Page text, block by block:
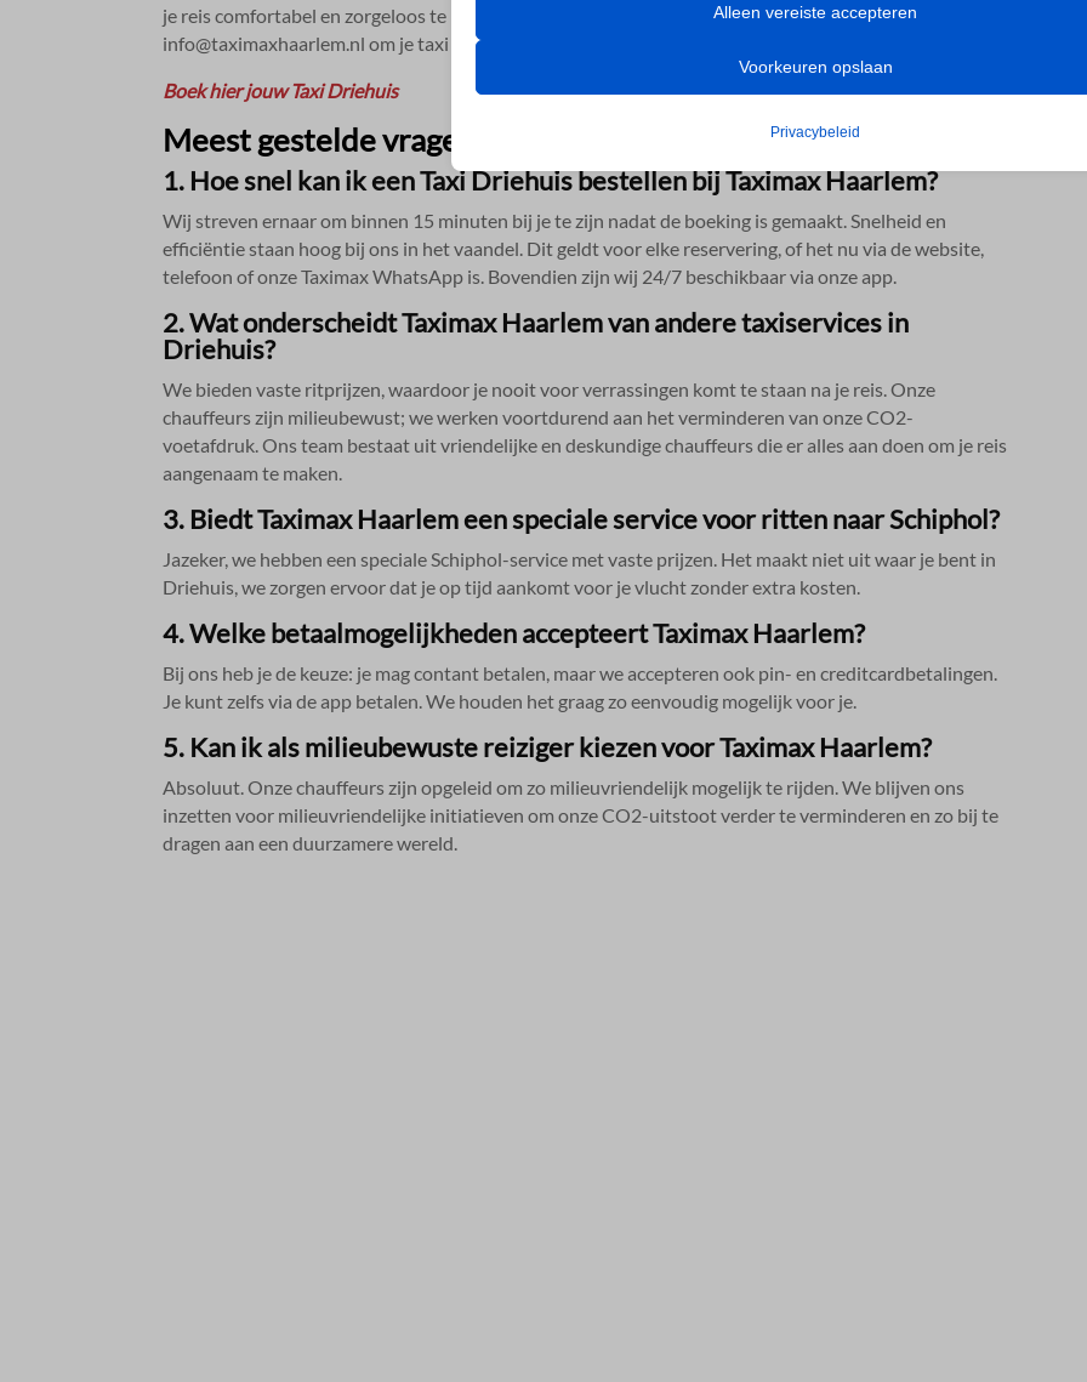
je reis comfortabel en zorgeloos te maken.​ Bel ons op 023 720 05 22 of mail naar
info@taximaxhaarlem.​nl om je taxi te reserveren.​
Boek hier jouw Taxi Driehuis
Meest gestelde vragen
1.​ Hoe snel kan ik een Taxi Driehuis bestellen bij Taximax Haarlem?
Wij streven ernaar om binnen 15 minuten bij je te zijn nadat de boeking is gemaakt.​ Snelheid en
efficiëntie staan hoog bij ons in het vaandel.​ Dit geldt voor elke reservering, of het nu via de website,
telefoon of onze Taximax WhatsApp is.​ Bovendien zijn wij 24/7 beschikbaar via onze app.​
2.​ Wat onderscheidt Taximax Haarlem van andere taxiservices in
Driehuis?
We bieden vaste ritprijzen, waardoor je nooit voor verrassingen komt te staan na je reis.​ Onze
chauffeurs zijn milieubewust; we werken voortdurend aan het verminderen van onze CO2-
voetafdruk.​ Ons team bestaat uit vriendelijke en deskundige chauffeurs die er alles aan doen om je reis
aangenaam te maken.​
3.​ Biedt Taximax Haarlem een speciale service voor ritten naar Schiphol?
Jazeker, we hebben een speciale Schiphol-service met vaste prijzen.​ Het maakt niet uit waar je bent in
Driehuis, we zorgen ervoor dat je op tijd aankomt voor je vlucht zonder extra kosten.​
4.​ Welke betaalmogelijkheden accepteert Taximax Haarlem?
Bij ons heb je de keuze: je mag contant betalen, maar we accepteren ook pin- en creditcardbetalingen.​
Je kunt zelfs via de app betalen.​ We houden het graag zo eenvoudig mogelijk voor je.​
5.​ Kan ik als milieubewuste reiziger kiezen voor Taximax Haarlem?
Absoluut.​ Onze chauffeurs zijn opgeleid om zo milieuvriendelijk mogelijk te rijden.​ We blijven ons
inzetten voor milieuvriendelijke initiatieven om onze CO2-uitstoot verder te verminderen en zo bij te
dragen aan een duurzamere wereld.​
Details weergeven
et-editor-available-post-*
googtrans
mhcookie
wordpress_test_cookie
wp-settings-*
wp-settings-time-*
Statistiekcookies verzamelen gebruiksinformatie, waardoor we inzicht krijgen in hoe
_ga
_ga_*
Marketing
Marketingservices worden gebruikt door externe adverteerders of uitgevers om
gepersonaliseerde advertenties te tonen. Dit doen ze door bezoekers over
websites te volgen.
Details weergeven
_gcl_au
_gcl_aw
Deze categorie omvat alle cookies, domeinen en services die niet in de andere
categorieën vallen of niet duidelijk zijn gecategoriseerd.
Details weergeven
_gcl_gb
_gcl_gs
amzn_consent
ids
ssm_au_c
Alleen vereiste accepteren
Voorkeuren opslaan
Privacybeleid